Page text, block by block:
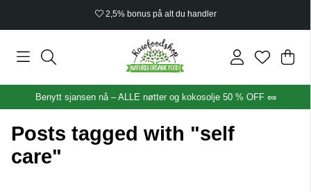
2,5% bonus på alt du handler
.
Benytt sjansen nå – ALLE nøtter og kokosolje 50 % OFF 🥜
Posts tagged with "self
care"